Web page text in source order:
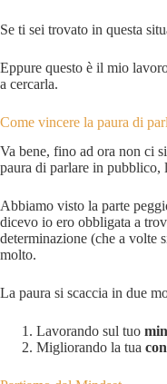
Se ti sei trovato in questa
Eppure questo è il mio
a cercarla.
Come vincere la paura di
Va bene, fino ad ora non ci
paura di parlare in pubblico,
Abbiamo visto la parte
dicevo io ero obbligata a
determinazione (che a volte
molto.
La paura si scaccia in due
Lavorando sul tuo
Migliorando la tua